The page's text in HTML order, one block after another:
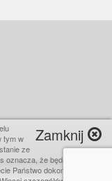
Zamknij
tym w
ze
że będą one
Państwo dokonać w